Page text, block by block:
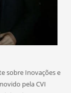
sobre Inovações e
pela CVI